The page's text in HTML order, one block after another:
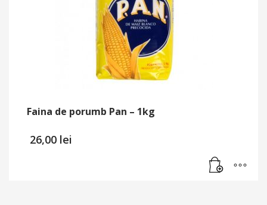
Faina de porumb Pan – 1kg
26,00 lei